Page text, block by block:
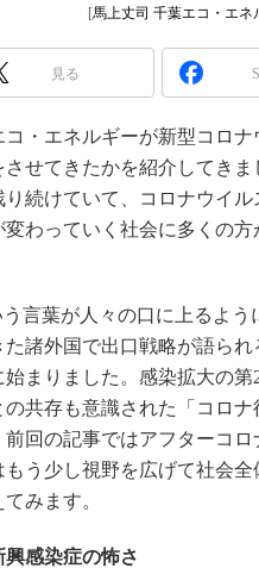
[馬上丈司 千葉エコ・エ
見る
コ・エネルギーが新型コロ
せてきたかを紹介してき
続けていて、コロナウイ
わっていく社会に多くの
言葉が人々の口に上るよう
諸外国で出口戦略が語ら
まりました。感染拡大の第
共存も意識された「コロ
回の記事ではアフターコ
う少し視野を広げて社会
みます。
興感染症の怖さ